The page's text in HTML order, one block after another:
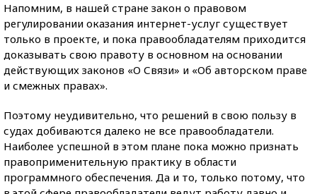
Напомним, в нашей стране закон о правовом
регулировании оказания интернет-услуг существует
только в проекте, и пока правообладателям приходится
доказывать свою правоту в основном на основании
действующих законов «О Связи» и «Об авторском праве
и смежных правах».
Поэтому неудивительно, что решений в свою пользу в
судах добиваются далеко не все правообладатели.
Наиболее успешной в этом плане пока можно признать
правоприменительную практику в области
программного обеспечения. Да и то, только потому, что